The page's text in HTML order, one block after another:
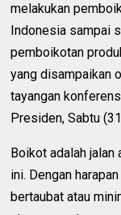
melakukan
Indonesia sampai
pemboikotan
yang disampaikan
tayangan
Presiden, Sabtu
Boikot adalah
ini. Dengan
bertaubat atau